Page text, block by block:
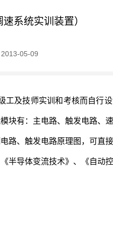
系统实训装置）
05-09
及技师实训和考核而自行
块有：主电路、触发电路、
路、触发电路原理图，可直
半导体变流技术》、《自动